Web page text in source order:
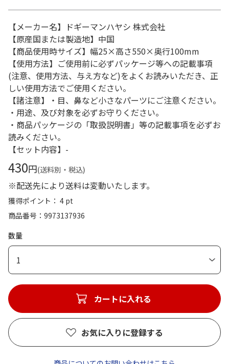
【メーカー名】ドギーマンハヤシ 株式会社
【原産国または製造地】中国
【商品使用時サイズ】幅25×高さ550×奥行100mm
【使用方法】ご使用前に必ずパッケージ等への記載事項
(注意、使用方法、与え方など)をよくお読みいただき、正
しい使用方法でご使用ください。
【諸注意】・目、鼻など小さなパーツにご注意ください。
・用途、及び対象を必ずお守りください。
・商品パッケージの「取扱説明書」等の記載事項を必ずお
読みください。
【セット内容】-
430円(送料別・税込)
※配送先により送料は変動いたします。
獲得ポイント： 4 pt
商品番号
9973137936
数量
1
カートに入れる
お気に入りに登録する